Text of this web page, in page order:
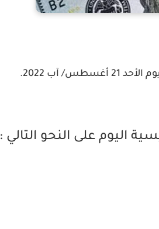
أغسطس/ آب 2022.
اليوم على النحو التالي :